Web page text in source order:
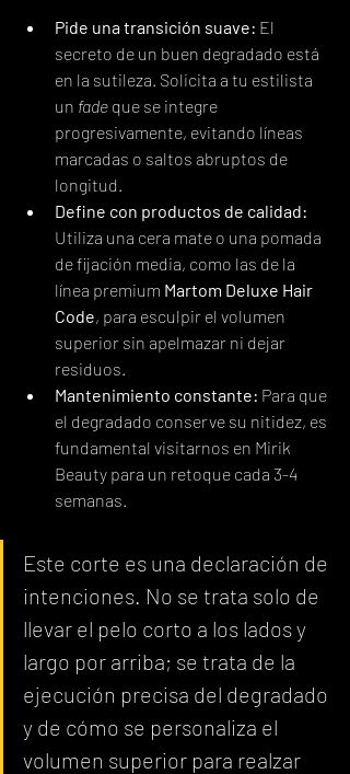
Pide una transición suave: El
secreto de un buen degradado está
en la sutileza. Solicita a tu estilista
un fade que se integre
progresivamente, evitando líneas
marcadas o saltos abruptos de
longitud.
Define con productos de calidad:
Utiliza una cera mate o una pomada
de fijación media, como las de la
línea premium Martom Deluxe Hair
Code, para esculpir el volumen
superior sin apelmazar ni dejar
residuos.
Mantenimiento constante: Para que
el degradado conserve su nitidez, es
fundamental visitarnos en Mirik
Beauty para un retoque cada 3-4
semanas.
Este corte es una declaración de
intenciones. No se trata solo de
llevar el pelo corto a los lados y
largo por arriba; se trata de la
ejecución precisa del degradado
y de cómo se personaliza el
volumen superior para realzar